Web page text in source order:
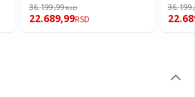
36.199,99RSD
22.689,99RSD